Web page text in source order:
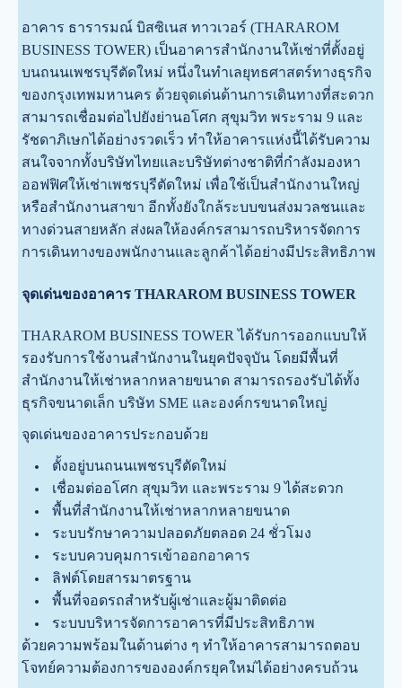
อาคาร ธารารมณ์ บิสซิเนส ทาวเวอร์ (THARAROM
BUSINESS TOWER) เป็นอาคารสำนักงานให้เช่าที่ตั้งอยู่
บนถนนเพชรบุรีตัดใหม่ หนึ่งในทำเลยุทธศาสตร์ทางธุรกิจ
ของกรุงเทพมหานคร ด้วยจุดเด่นด้านการเดินทางที่สะดวก
สามารถเชื่อมต่อไปยังย่านอโศก สุขุมวิท พระราม 9 และ
รัชดาภิเษกได้อย่างรวดเร็ว ทำให้อาคารแห่งนี้ได้รับความ
สนใจจากทั้งบริษัทไทยและบริษัทต่างชาติที่กำลังมองหา
ออฟฟิศให้เช่าเพชรบุรีตัดใหม่ เพื่อใช้เป็นสำนักงานใหญ่
หรือสำนักงานสาขา อีกทั้งยังใกล้ระบบขนส่งมวลชนและ
ทางด่วนสายหลัก ส่งผลให้องค์กรสามารถบริหารจัดการ
การเดินทางของพนักงานและลูกค้าได้อย่างมีประสิทธิภาพ
จุดเด่นของอาคาร THARAROM BUSINESS TOWER
THARAROM BUSINESS TOWER ได้รับการออกแบบให้
รองรับการใช้งานสำนักงานในยุคปัจจุบัน โดยมีพื้นที่
สำนักงานให้เช่าหลากหลายขนาด สามารถรองรับได้ทั้ง
ธุรกิจขนาดเล็ก บริษัท SME และองค์กรขนาดใหญ่
จุดเด่นของอาคารประกอบด้วย
ตั้งอยู่บนถนนเพชรบุรีตัดใหม่
เชื่อมต่ออโศก สุขุมวิท และพระราม 9 ได้สะดวก
พื้นที่สำนักงานให้เช่าหลากหลายขนาด
ระบบรักษาความปลอดภัยตลอด 24 ชั่วโมง
ระบบควบคุมการเข้าออกอาคาร
ลิฟต์โดยสารมาตรฐาน
พื้นที่จอดรถสำหรับผู้เช่าและผู้มาติดต่อ
ระบบบริหารจัดการอาคารที่มีประสิทธิภาพ
ด้วยความพร้อมในด้านต่าง ๆ ทำให้อาคารสามารถตอบ
โจทย์ความต้องการขององค์กรยุคใหม่ได้อย่างครบถ้วน